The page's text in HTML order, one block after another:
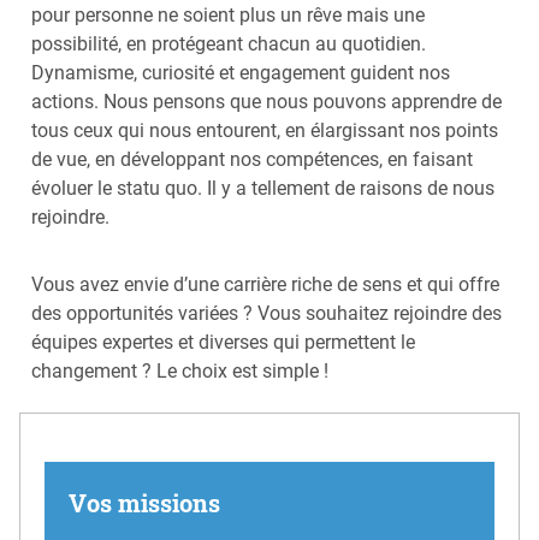
pour personne ne soient plus un rêve mais une
possibilité, en protégeant chacun au quotidien.
Dynamisme, curiosité et engagement guident nos
actions. Nous pensons que nous pouvons apprendre de
tous ceux qui nous entourent, en élargissant nos points
de vue, en développant nos compétences, en faisant
évoluer le statu quo. Il y a tellement de raisons de nous
rejoindre.
Vous avez envie d’une carrière riche de sens et qui offre
des opportunités variées ? Vous souhaitez rejoindre des
équipes expertes et diverses qui permettent le
changement ? Le choix est simple !
Vos missions